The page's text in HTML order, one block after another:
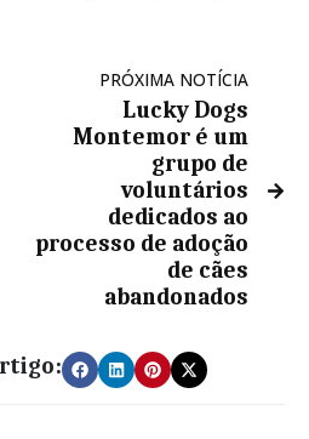
PRÓXIMA NOTÍCIA
Lucky Dogs
Montemor é um
grupo de
voluntários
dedicados ao
processo de adoção
de cães
abandonados